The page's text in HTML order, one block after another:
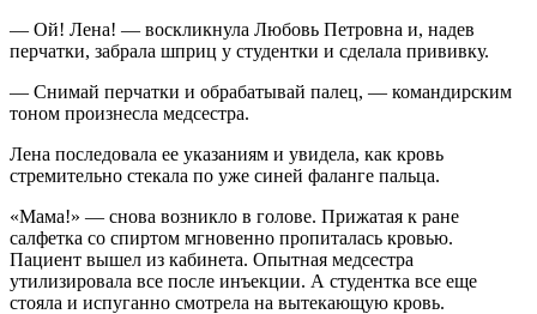
— Ой! Лена! — воскликнула Любовь Петровна и, надев
перчатки, забрала шприц у студентки и сделала прививку.
— Снимай перчатки и обрабатывай палец, — командирским
тоном произнесла медсестра.
Лена последовала ее указаниям и увидела, как кровь
стремительно стекала по уже синей фаланге пальца.
«Мама!» — снова возникло в голове. Прижатая к ране
салфетка со спиртом мгновенно пропиталась кровью.
Пациент вышел из кабинета. Опытная медсестра
утилизировала все после инъекции. А студентка все еще
стояла и испуганно смотрела на вытекающую кровь.